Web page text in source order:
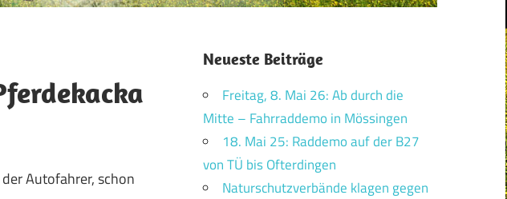
Autofahrer, schon
Neueste Beiträge
Freitag, 8. Mai 26: Ab durch die
Mitte – Fahrraddemo in Mössingen
18. Mai 25: Raddemo auf der B27
von TÜ bis Ofterdingen
Naturschutzverbände klagen gegen